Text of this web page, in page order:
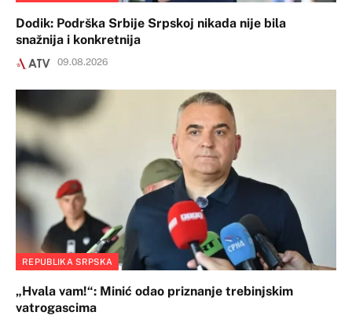
Dodik: Podrška Srbije Srpskoj nikada nije bila
snažnija i konkretnija
09.08.2026
REPUBLIKA SRPSKA
„Hvala vam!“: Minić odao priznanje trebinjskim
vatrogascima